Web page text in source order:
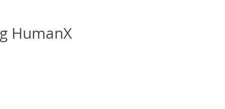
HumanX